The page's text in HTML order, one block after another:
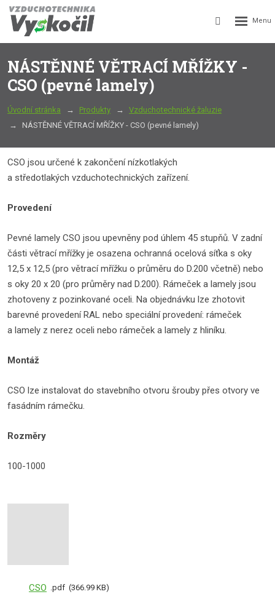
Vyhledávání
Rozbalení
NÁSTĚNNÉ VĚTRACÍ MŘÍŽKY -
CSO (pevné lamely)
Úvodní stránka Produkty
Vzduchotechnické žaluzie
NÁSTĚNNÉ VĚTRACÍ MŘÍŽKY - CSO (pevné lamely)
CSO jsou určené k zakončení nízkotlakých
a středotlakých vzduchotechnických zařízení.
Provedení
Pevné lamely CSO jsou upevněny pod úhlem 45 stupňů. V zadní
části větrací mřížky je osazena ochranná ocelová síťka s oky
12,5 x 12,5 (pro větrací mřížku o průměru do D.200 včetně) nebo
s oky 20 x 20 (pro průměry nad D.200). Rámeček a lamely jsou
zhotoveny z pozinkované oceli. Na objednávku lze zhotovit
barevné provedení RAL nebo speciální provedení: rámeček
a lamely z nerez oceli nebo rámeček a lamely z hliníku.
Montáž
CSO lze instalovat do stavebního otvoru šrouby přes otvory ve
fasádním rámečku.
Rozměry
100-1000
CSO pdf 366.99 KB